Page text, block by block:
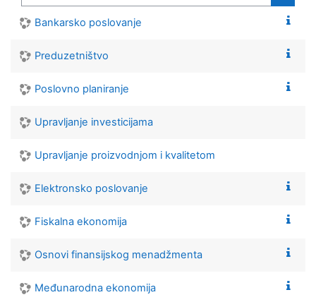
Bankarsko poslovanje
Preduzetništvo
Poslovno planiranje
Upravljanje investicijama
Upravljanje proizvodnjom i kvalitetom
Elektronsko poslovanje
Fiskalna ekonomija
Osnovi finansijskog menadžmenta
Međunarodna ekonomija